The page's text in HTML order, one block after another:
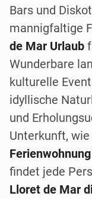
Bars und
mannigfaltige
de Mar Urlaub
Wunderbare
kulturelle
idyllische
und
Unterkunft,
findet jede
Lloret de Mar